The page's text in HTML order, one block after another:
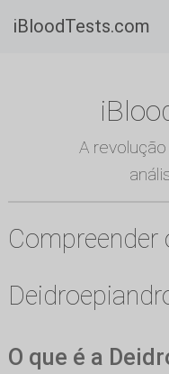
iBloodTests.com
A
Compreender
O que é a